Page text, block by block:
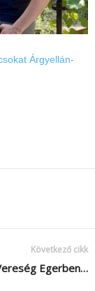
Árgyellán-
Következő cikk
Egerben…